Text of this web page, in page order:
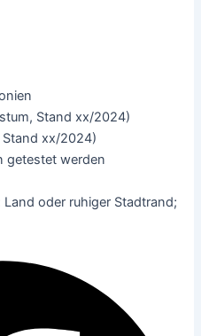
Stand xx/2024)
xx/2024)
getestet werden
oder ruhiger Stadtrand;